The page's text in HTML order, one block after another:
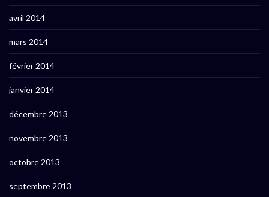
avril 2014
mars 2014
février 2014
janvier 2014
décembre 2013
novembre 2013
octobre 2013
septembre 2013